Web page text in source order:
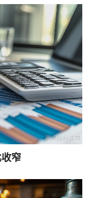
窄